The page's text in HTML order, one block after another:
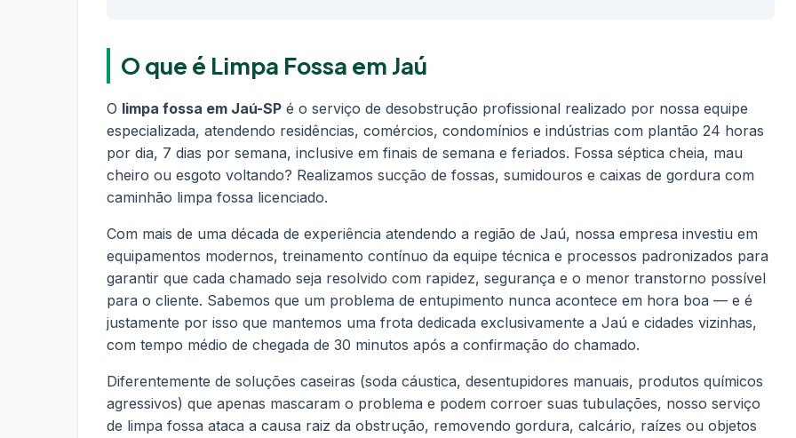
O que é Limpa Fossa em Jaú
O limpa fossa em Jaú-SP é o serviço de desobstrução profissional realizado por nossa equipe
especializada, atendendo residências, comércios, condomínios e indústrias com plantão 24 horas
por dia, 7 dias por semana, inclusive em finais de semana e feriados. Fossa séptica cheia, mau
cheiro ou esgoto voltando? Realizamos sucção de fossas, sumidouros e caixas de gordura com
caminhão limpa fossa licenciado.
Com mais de uma década de experiência atendendo a região de Jaú, nossa empresa investiu em
equipamentos modernos, treinamento contínuo da equipe técnica e processos padronizados para
garantir que cada chamado seja resolvido com rapidez, segurança e o menor transtorno possível
para o cliente. Sabemos que um problema de entupimento nunca acontece em hora boa — e é
justamente por isso que mantemos uma frota dedicada exclusivamente a Jaú e cidades vizinhas,
com tempo médio de chegada de 30 minutos após a confirmação do chamado.
Diferentemente de soluções caseiras (soda cáustica, desentupidores manuais, produtos químicos
agressivos) que apenas mascaram o problema e podem corroer suas tubulações, nosso serviço
de limpa fossa ataca a causa raiz da obstrução, removendo gordura, calcário, raízes ou objetos